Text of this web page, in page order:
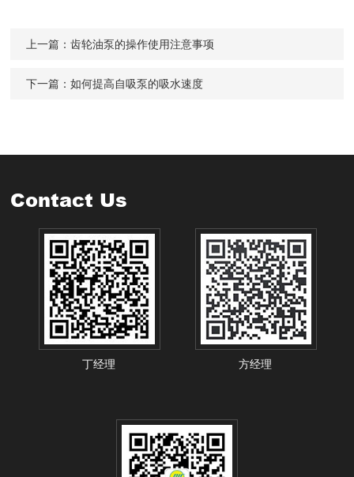
上一篇：齿轮油泵的操作使用注意事项
下一篇：如何提高自吸泵的吸水速度
Contact Us
丁经理 方经理